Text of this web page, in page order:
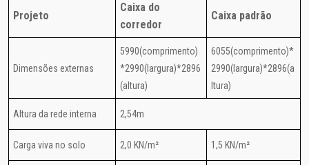
Projeto
Caixa do
corredor
Caixa padrão
Dimensões externas
5990(comprimento)
*2990(largura)*2896
(altura)
6055(comprimento)*
2990(largura)*2896(a
ltura)
Altura da rede interna 2,54m
Carga viva no solo 2,0 KN/m² 1,5 KN/m²